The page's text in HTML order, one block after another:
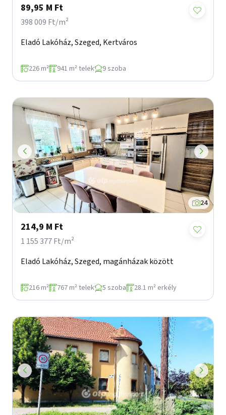
89,95 M Ft
398 009 Ft/m²
Eladó Lakóház, Szeged, Kertváros
226 m² 941 m² telek 9 szoba
24
214,9 M Ft
1 155 377 Ft/m²
Eladó Lakóház, Szeged, magánházak között
216 m² 767 m² telek 5 szoba 28.1 m² erkély